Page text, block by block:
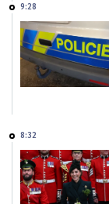
9:28
8:32